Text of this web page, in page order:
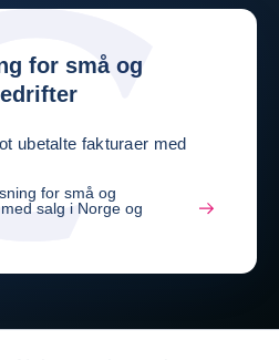
for små og
ubetalte fakturaer med
for små og
salg i Norge og